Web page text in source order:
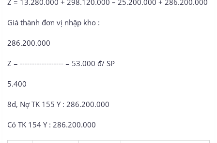
Z = 13.280.000 + 298.120.000 – 25.200.000 + 286.200.000
Giá thành đơn vị nhập kho :
286.200.000
Z = ------------------ = 53.000 đ/ SP
5.400
8d, Nợ TK 155 Y : 286.200.000
Có TK 154 Y : 286.200.000